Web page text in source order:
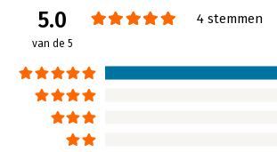
5.0
van de 5
4 stemmen